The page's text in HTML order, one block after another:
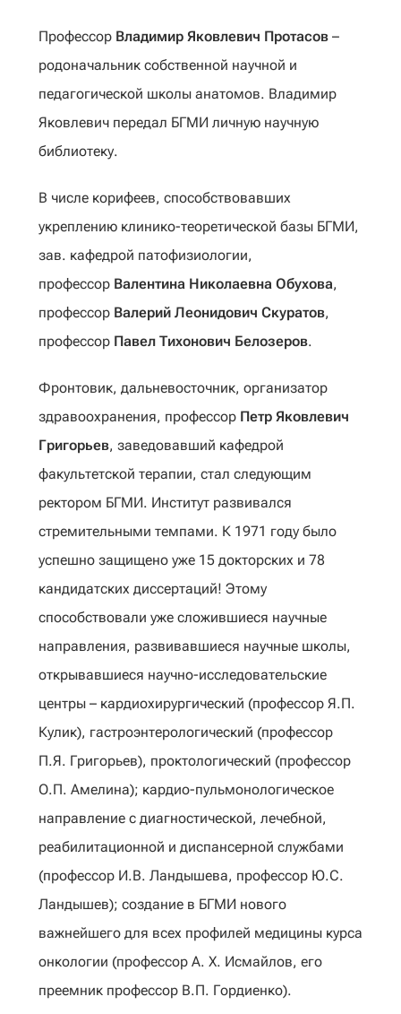
Профессор Владимир Яковлевич Протасов –
родоначальник собственной научной и
педагогической школы анатомов. Владимир
Яковлевич передал БГМИ личную научную
библиотеку.
В числе корифеев, способствовавших
укреплению клинико-теоретической базы БГМИ,
зав. кафедрой патофизиологии,
профессор Валентина Николаевна Обухова,
профессор Валерий Леонидович Скуратов,
профессор Павел Тихонович Белозеров.
Фронтовик, дальневосточник, организатор
здравоохранения, профессор Петр Яковлевич
Григорьев, заведовавший кафедрой
факультетской терапии, стал следующим
ректором БГМИ. Институт развивался
стремительными темпами. К 1971 году было
успешно защищено уже 15 докторских и 78
кандидатских диссертаций! Этому
способствовали уже сложившиеся научные
направления, развивавшиеся научные школы,
открывавшиеся научно-исследовательские
центры – кардиохирургический (профессор Я.П.
Кулик), гастроэнтерологический (профессор
П.Я. Григорьев), проктологический (профессор
О.П. Амелина); кардио-пульмонологическое
направление с диагностической, лечебной,
реабилитационной и диспансерной службами
(профессор И.В. Ландышева, профессор Ю.С.
Ландышев); создание в БГМИ нового
важнейшего для всех профилей медицины курса
онкологии (профессор А. Х. Исмайлов, его
преемник профессор В.П. Гордиенко).